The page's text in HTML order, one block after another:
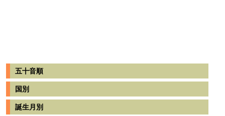
五十音順
国別
誕生月別